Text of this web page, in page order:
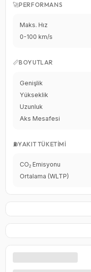
🚀PERFORMANS
Maks. Hız
0-100 km/s
📏BOYUTLAR
Genişlik
Yükseklik
Uzunluk
Aks Mesafesi
⛽YAKIT TÜKETIMI
CO₂ Emisyonu
Ortalama (WLTP)